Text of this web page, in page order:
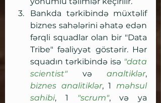
Bankda tərkibində müxtəlif
biznes sahələrini əhatə edən
fərqli squadlar olan bir "Data
Tribe" fəaliyyət göstərir. Hər
squadın tərkibində isə "data
scientist" və analtiklər
biznes analitiklər, 1 məhsul
sahibi, 1 "scrum"